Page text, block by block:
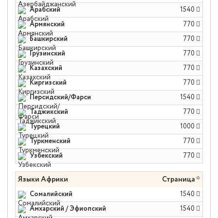
Арабский
1540
Армянский 770
Башкирский 770
Грузинский 770
Казахский 770
Киргизский 770
Персидский/Фарси 1540
Таджикский 770
Турецкий 1000
Туркменский 770
Узбекский 770
Языки Африки Страница *
Сомалийский 1540
Амхарский / Эфиопский 1540